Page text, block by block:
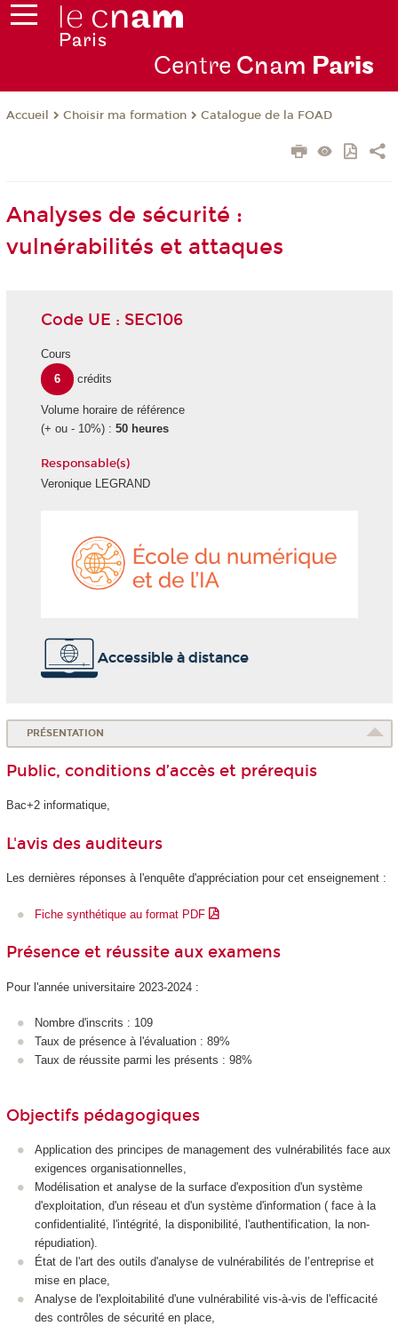
Centre Cnam Paris
Accueil Choisir ma formation Catalogue de la FOAD
Analyses de sécurité :
vulnérabilités et attaques
Code UE : SEC106
Cours
6
crédits
Volume horaire de référence
(+ ou - 10%) : 50 heures
Responsable(s)
Veronique LEGRAND
Accessible à distance
PRÉSENTATION
Public, conditions d’accès et prérequis
Bac+2 informatique,
L'avis des auditeurs
Les dernières réponses à l'enquête d'appréciation pour cet enseignement :
Fiche synthétique au format PDF
Présence et réussite aux examens
Pour l'année universitaire 2023-2024 :
Nombre d'inscrits : 109
Taux de présence à l'évaluation : 89%
Taux de réussite parmi les présents : 98%
Objectifs pédagogiques
Application des principes de management des vulnérabilités face aux
exigences organisationnelles,
Modélisation et analyse de la surface d'exposition d'un système
d'exploitation, d'un réseau et d'un système d'information ( face à la
confidentialité, l'intégrité, la disponibilité, l'authentification, la non-
répudiation).
État de l'art des outils d'analyse de vulnérabilités de l’entreprise et
mise en place,
Analyse de l'exploitabilité d'une vulnérabilité vis-à-vis de l'efficacité
des contrôles de sécurité en place,